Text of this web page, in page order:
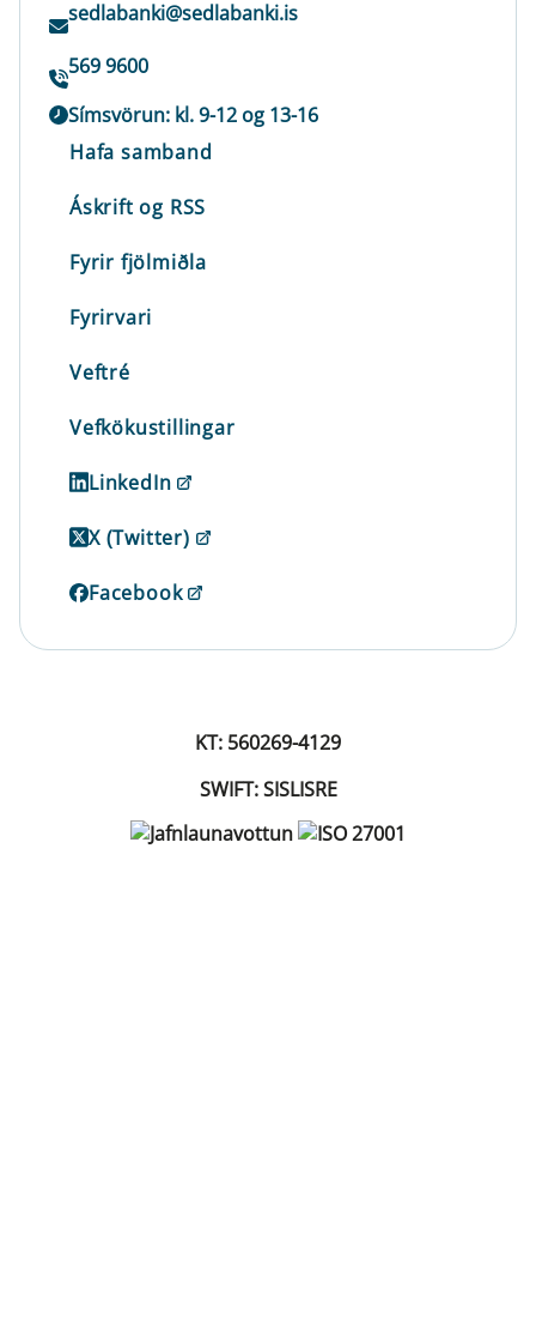
sedlabanki@sedlabanki.is
569 9600
Símsvörun: kl. 9-12 og 13-16
Hafa samband
Áskrift og RSS
Fyrir fjölmiðla
Fyrirvari
Veftré
Vefkökustillingar
LinkedIn
X (Twitter)
Facebook
KT: 560269-4129
SWIFT: SISLISRE